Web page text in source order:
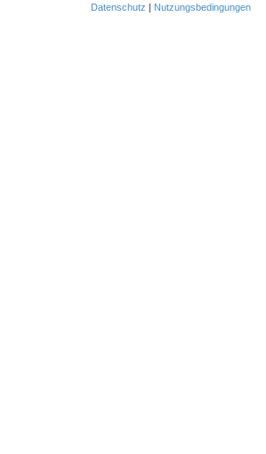
Datenschutz | Nutzungsbedingungen